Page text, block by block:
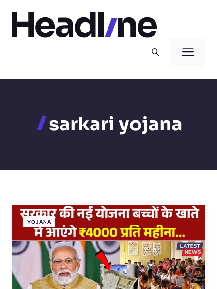
sarkari yojana
YOJANA